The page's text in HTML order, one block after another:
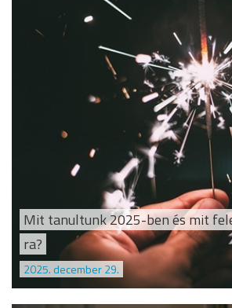
Mit tanultunk 2025-ben és mit
ra?
2025. december 29.